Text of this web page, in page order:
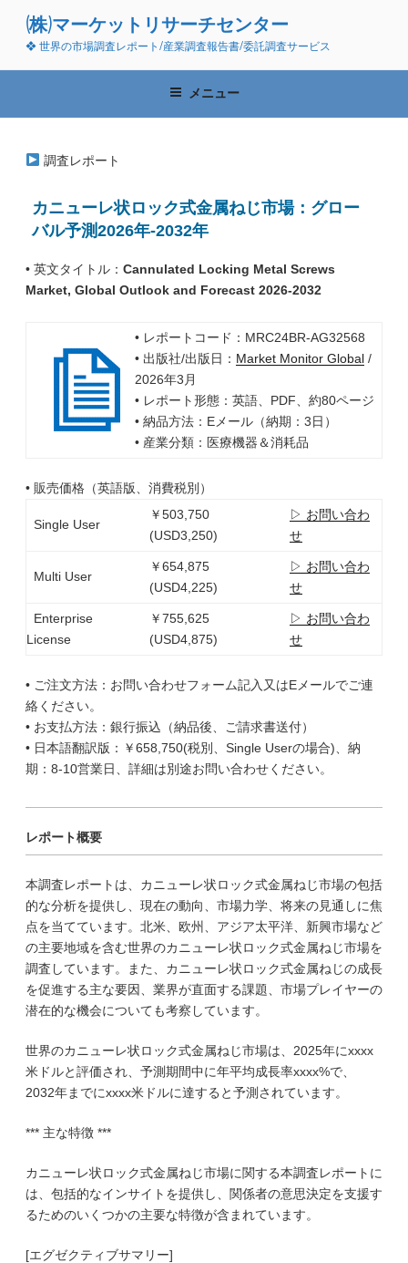
ン
(株)マーケットリサーチセンター
❖ 世界の市場調査レポート/産業調査報告書/委託調査サービス
メニュー
調査レポート
カニューレ状ロック式金属ねじ市場：グロー
バル予測2026年-2032年
• 英文タイトル： Cannulated Locking Metal Screws
Market, Global Outlook and Forecast 2026-2032
• レポートコード：MRC24BR-AG32568
• 出版社/出版日： Market Monitor Global/
2026年3月
• レポート形態：英語、PDF、約80ページ
• 納品方法：Eメール（納期：3日）
• 産業分類：医療機器＆消耗品
• 販売価格（英語版、消費税別）
Single User
￥503,750
(USD3,250)
▷ お問い合わ
せ
Multi User
￥654,875
(USD4,225)
▷ お問い合わ
せ
Enterprise
License
￥755,625
(USD4,875)
▷ お問い合わ
せ
• ご注文方法：お問い合わせフォーム記入又はEメールでご連
絡ください。
• お支払方法：銀行振込（納品後、ご請求書送付）
• 日本語翻訳版：￥658,750(税別、Single Userの場合)、納
期：8-10営業日、詳細は別途お問い合わせください。
レポート概要
本調査レポートは、カニューレ状ロック式金属ねじ市場の包括
的な分析を提供し、現在の動向、市場力学、将来の見通しに焦
点を当てています。北米、欧州、アジア太平洋、新興市場など
の主要地域を含む世界のカニューレ状ロック式金属ねじ市場を
調査しています。また、カニューレ状ロック式金属ねじの成長
を促進する主な要因、業界が直面する課題、市場プレイヤーの
潜在的な機会についても考察しています。
世界のカニューレ状ロック式金属ねじ市場は、2025年にxxxx
米ドルと評価され、予測期間中に年平均成長率xxxx%で、
2032年までにxxxx米ドルに達すると予測されています。
*** 主な特徴 ***
カニューレ状ロック式金属ねじ市場に関する本調査レポートに
は、包括的なインサイトを提供し、関係者の意思決定を支援す
るためのいくつかの主要な特徴が含まれています。
[エグゼクティブサマリー]